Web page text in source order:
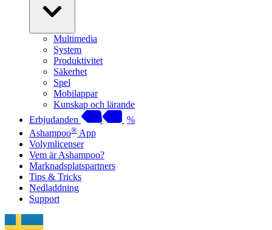
Multimedia
System
Produktivitet
Säkerhet
Spel
Mobilappar
Kunskap och lärande
Erbjudanden
%
Ashampoo® App
Volymlicenser
Vem är Ashampoo?
Marknadsplatspartners
Tips & Tricks
Nedladdning
Support